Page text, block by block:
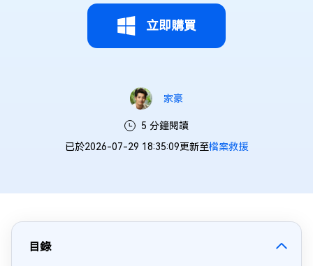
立即購買
家豪
5 分鐘閱讀
已於2026-07-29 18:35:09更新至檔案救援
目錄